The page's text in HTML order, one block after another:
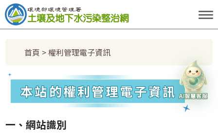
跳到主要內容區塊
首頁 > 權利管理電子資訊
本站的權利管理電子資訊
一、網站識別
土水小天使